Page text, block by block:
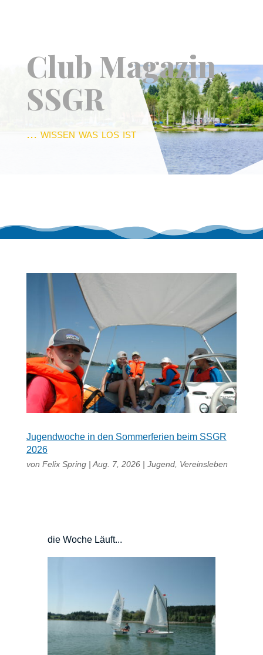
Club Magazin
SSGR
... wissen was los ist
Jugendwoche in den Sommerferien beim SSGR
2026
von Felix Spring| Aug. 7, 2026| Jugend, Vereinsleben
die Woche Läuft...